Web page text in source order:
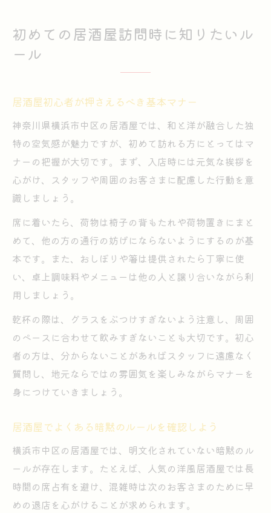
初めての居酒屋訪問時に知りたいル
ール
居酒屋初心者が押さえるべき基本マナー
神奈川県横浜市中区の居酒屋では、和と洋が融合した独
特の空気感が魅力ですが、初めて訪れる方にとってはマ
ナーの把握が大切です。まず、入店時には元気な挨拶を
心がけ、スタッフや周囲のお客さまに配慮した行動を意
識しましょう。
席に着いたら、荷物は椅子の背もたれや荷物置きにまと
めて、他の方の通行の妨げにならないようにするのが基
本です。また、おしぼりや箸は提供されたら丁寧に使
い、卓上調味料やメニューは他の人と譲り合いながら利
用しましょう。
乾杯の際は、グラスをぶつけすぎないよう注意し、周囲
のペースに合わせて飲みすぎないことも大切です。初心
者の方は、分からないことがあればスタッフに遠慮なく
質問し、地元ならではの雰囲気を楽しみながらマナーを
身につけていきましょう。
居酒屋でよくある暗黙のルールを確認しよう
横浜市中区の居酒屋では、明文化されていない暗黙のル
ールが存在します。たとえば、人気の洋風居酒屋では長
時間の席占有を避け、混雑時は次のお客さまのために早
めの退店を心がけることが求められます。